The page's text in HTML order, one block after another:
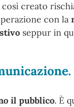
creato
con la
seppur in
il pubblico. È